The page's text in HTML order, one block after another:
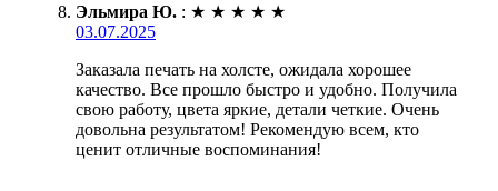
Эльмира Ю. : ★ ★ ★ ★ ★
03.07.2025
Заказала печать на холсте, ожидала хорошее
качество. Все прошло быстро и удобно. Получила
свою работу, цвета яркие, детали четкие. Очень
довольна результатом! Рекомендую всем, кто
ценит отличные воспоминания!